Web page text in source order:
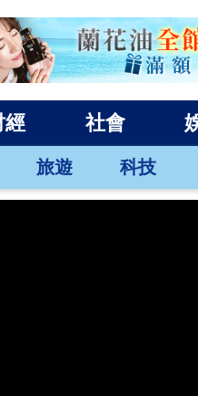
經 社會
旅遊 科技